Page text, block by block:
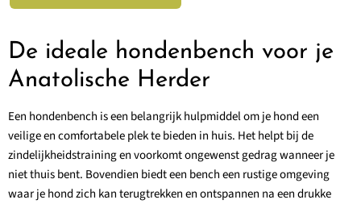
De ideale hondenbench voor je
Anatolische Herder
Een hondenbench is een belangrijk hulpmiddel om je hond een
veilige en comfortabele plek te bieden in huis. Het helpt bij de
zindelijkheidstraining en voorkomt ongewenst gedrag wanneer je
niet thuis bent. Bovendien biedt een bench een rustige omgeving
waar je hond zich kan terugtrekken en ontspannen na een drukke